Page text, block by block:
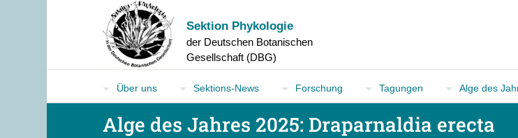
Sektion Phykologie
der Deutschen Botanischen
Gesellschaft (DBG)
Über uns Sektions-News Forschung Tagungen Alge des
Alge des Jahres 2025: Draparnaldia erecta